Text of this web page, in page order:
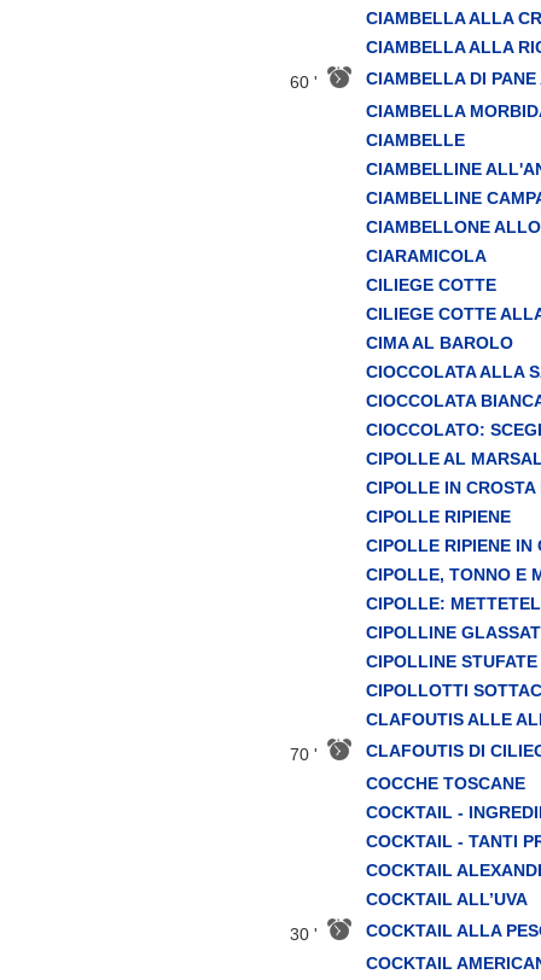
CIAMBELLA ALLA
CIAMBELLA ALLA
60 '
CIAMBELLA DI
CIAMBELLA
CIAMBELLE
CIAMBELLINE
CIAMBELLINE
CIAMBELLONE
CIARAMICOLA
CILIEGE COTTE
CILIEGE COTTE
CIMA AL BAROLO
CIOCCOLATA ALLA
CIOCCOLATA
CIOCCOLATO:
CIPOLLE AL
CIPOLLE IN CROSTA
CIPOLLE RIPIENE
CIPOLLE RIPIENE IN
CIPOLLE, TONNO E
CIPOLLE:
CIPOLLINE
CIPOLLINE STUFATE
CIPOLLOTTI
CLAFOUTIS ALLE
70 '
CLAFOUTIS DI
COCCHE TOSCANE
COCKTAIL -
COCKTAIL - TANTI
COCKTAIL
COCKTAIL ALL’UVA
30 '
COCKTAIL ALLA
COCKTAIL